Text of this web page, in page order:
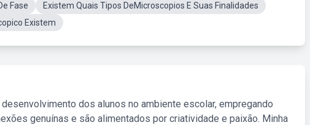
Fase
Existem Quais Tipos DeMicroscopios E Suas Finalidades
Existem
dos alunos no ambiente escolar, empregando
genuínas e são alimentados por criatividade e paixão. Minha